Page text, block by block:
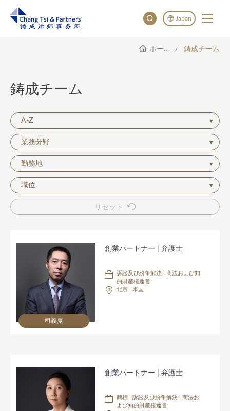
Japan
English
ホームページ 鋳成チーム
鋳成チーム
A-Z
業務分野
勤務地
職位
リセット
司義夏
創業パートナー | 弁護士
訴訟及び紛争解決 | 商法および知
的財産権運営
北京 | 米国
創業パートナー | 弁護士
商標 | 訴訟及び紛争解決 | 商法お
よび知的財産権運営